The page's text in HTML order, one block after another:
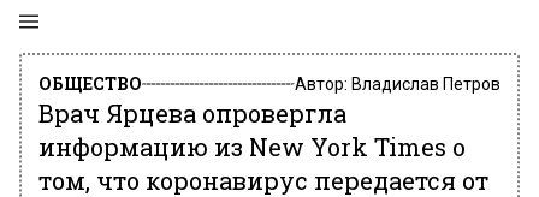
ОБЩЕСТВО Автор: Владислав Петров
Врач Ярцева опровергла
информацию из New York Times о
том, что коронавирус передается от